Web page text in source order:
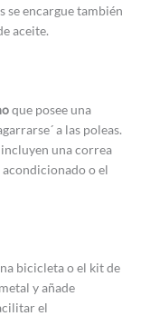
se encargue también
aceite.
que posee una
a las poleas.
una correa
o el
bicicleta o el kit de
y añade
el